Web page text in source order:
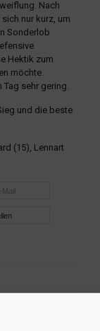
Nach
nur kurz, um
Sonderlob
Hektik zum
möchte.
sehr gering.
und die beste
(15), Lennart